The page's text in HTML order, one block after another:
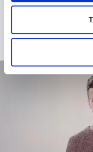
nyt blik på sig selv,